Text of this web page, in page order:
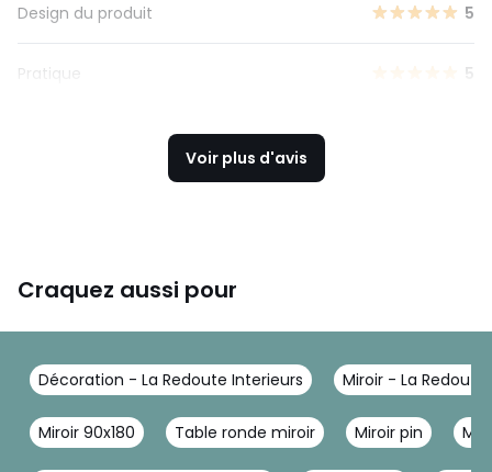
Design du produit 5
Pratique 5
Voir plus d'avis
Craquez aussi pour
Décoration - La Redoute Interieurs Miroir - La
Miroir 90x180 Table ronde miroir Miroir pin